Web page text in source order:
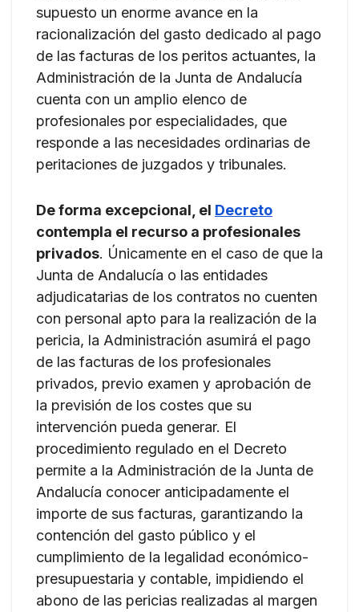
supuesto un enorme avance en la
racionalización del gasto dedicado al pago
de las facturas de los peritos actuantes, la
Administración de la Junta de Andalucía
cuenta con un amplio elenco de
profesionales por especialidades, que
responde a las necesidades ordinarias de
peritaciones de juzgados y tribunales.
De forma excepcional, el Decreto
contempla el recurso a profesionales
privados. Únicamente en el caso de que la
Junta de Andalucía o las entidades
adjudicatarias de los contratos no cuenten
con personal apto para la realización de la
pericia, la Administración asumirá el pago
de las facturas de los profesionales
privados, previo examen y aprobación de
la previsión de los costes que su
intervención pueda generar. El
procedimiento regulado en el Decreto
permite a la Administración de la Junta de
Andalucía conocer anticipadamente el
importe de sus facturas, garantizando la
contención del gasto público y el
cumplimiento de la legalidad económico-
presupuestaria y contable, impidiendo el
abono de las pericias realizadas al margen